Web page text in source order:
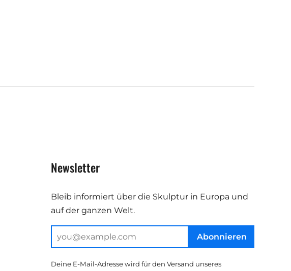
Newsletter
Bleib informiert über die Skulptur in Europa und
auf der ganzen Welt.
Abonnieren
Deine E-Mail-Adresse wird für den Versand unseres